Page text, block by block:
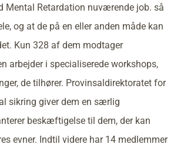
Mental Retardation nuværende job. så
og at de på en eller anden måde kan
Kun 328 af dem modtager
arbejder i specialiserede workshops,
de tilhører. Provinsaldirektoratet for
sikring giver dem en særlig
beskæftigelse til dem, der kan
evner. Indtil videre har 14 medlemmer